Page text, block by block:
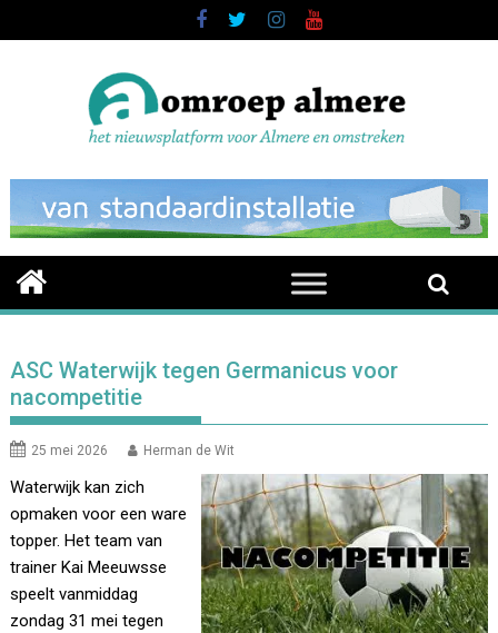
to
ASC Waterwijk tegen Germanicus voor
nacompetitie
25 mei 2026 Herman de Wit
Waterwijk kan zich
opmaken voor een ware
topper. Het team van
trainer Kai Meeuwsse
speelt vanmiddag
zondag 31 mei tegen